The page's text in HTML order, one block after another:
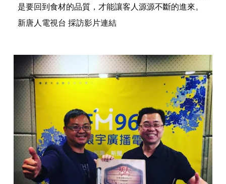
是要回到食材的品質，才能讓客人源源不斷的進來。
新唐人電視台 採訪影片連結